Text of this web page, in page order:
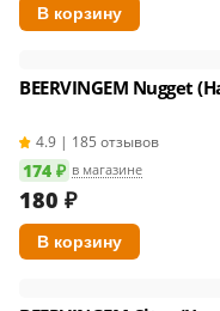
BEERVINGEM Nugget
4.9 | 185 отзывов
174 ₽ в магазине
180 ₽